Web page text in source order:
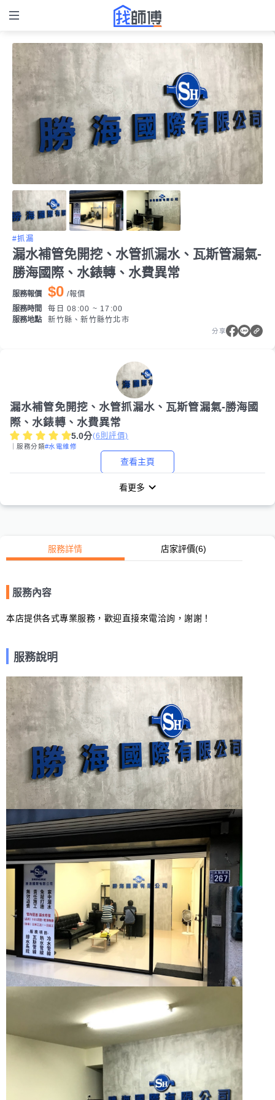
#抓漏
漏水補管免開挖、水管抓漏水、瓦斯管漏氣-
勝海國際、水錶轉、水費異常
服務報價 $0 /報價
服務時間
每日 08:00 ~ 17:00
服務地點
新竹縣、新竹縣竹北市
分享
漏水補管免開挖、水管抓漏水、瓦斯管漏氣-勝海國
際、水錶轉、水費異常
5.0分(6 則評價)
｜服務分類#水電維修
查看主頁
看更多
服務詳情 店家評價(6)
服務內容
本店提供各式專業服務，歡迎直接來電洽詢，謝謝！
服務說明